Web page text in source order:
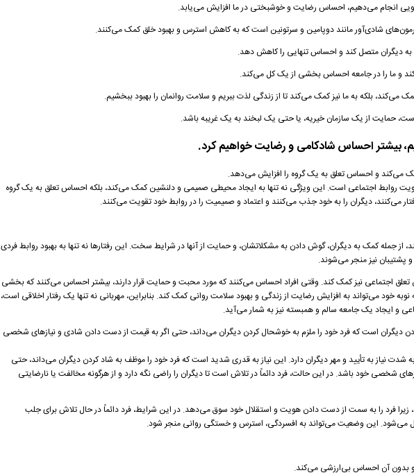
انجام می‌دهیم، احساس رضایت و خوشبختی در ما افزایش می‌یابد.
شادی‌آور مانند دوپامین و سرتونین است که به کاهش استرس و بهبود خلق کمک می‌کنند.
به دیگران متصل کند و احساس تنهایی را کاهش دهد.
و ما را در جامعه احساس بخشی از یک کل می‌کند.
کمک می‌کند، بلکه به ما نیز کمک می‌کند تا از زندگی لذت ببریم و سلامت روانمان را بهبود ببخشیم.
حمایت از یک سازمان خیریه، یا حتی یک لبخند به یک غریبه باشد.
بیشتر احساس شادکامی و رضایت خواهیم کرد.
می‌کند و احساس تعلق به یک گروه را افزایش می‌دهد.
روابط اجتماعی است. این ویژگی نه تنها به ایجاد محیطی صمیمی و دلنشین کمک می‌کند، بلکه احساس تعلق به یک گروه
می‌کنند، دیگران را به خود جذب می‌کنند و اعتماد و صمیمیت را در روابط خود تقویت می‌کنند.
از جمله کمک به دیگران، گوش دادن به مشکلاتشان، و حمایت از آنها در شرایط سخت. این رفتارها نه تنها به بهبود روابط فردی
پشتیبان نیز منجر می‌شوند.
اجتماعی نیز کمک کند. وقتی افراد احساس می‌کنند که مورد محبت و حمایت قرار دارند، بیشتر احساس می‌کنند که بخشی
خود می‌تواند به افزایش رضایت از زندگی و بهبود سلامت روانی کمک کند. بنابراین، مهربانی نه تنها یک رفتار اخلاقی است،
و ایجاد یک جامعه سالم و همبسته نیز به شمار می‌آید.
کردن دیگران است که فرد خود را ملزم به خوشحال کردن دیگران می‌داند، حتی اگر به قیمت از دست دادن شادی و نیازهای شخصی
نیاز به تأیید و مهر دیگران دارد. این نیاز به قدری شدید است که فرد خود را موظف به شاد کردن دیگران می‌داند، حتی
شخصی خود باشد. در این حالت، فرد دائماً در تلاش است تا دیگران را راضی نگه دارد و از هرگونه مخالفت یا نارضایتی
زیرا فرد را به سمت از دست دادن هویت و استقلال خود سوق می‌دهد. در این شرایط، فرد دائماً در حال تلاش برای جلب
می‌شود. این وضعیت می‌تواند به افسردگی، استرس و خستگی روانی منجر شود.